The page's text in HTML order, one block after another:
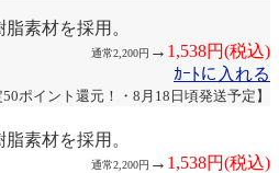
素材を採用。
通常2,200円 → 1,538円(税込)
ｶｰﾄに入れる
50ポイント還元！・8月18日頃発送予定】
素材を採用。
通常2,200円 → 1,538円(税込)